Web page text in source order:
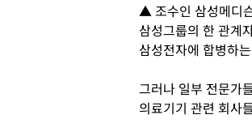
▲ 조수인 삼성메디
삼성그룹의 한 관계
삼성전자에 합병하
그러나 일부 전문가
의료기기 관련 회사